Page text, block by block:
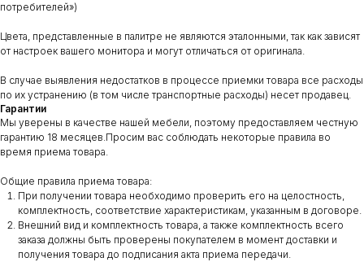
потребителей»)
Цвета, представленные в палитре не являются эталонными, так как зависят
от настроек вашего монитора и могут отличаться от оригинала.
В случае выявления недостатков в процессе приемки товара все расходы
по их устранению (в том числе транспортные расходы) несет продавец.
Гарантии
Мы уверены в качестве нашей мебели, поэтому предоставляем честную
гарантию 18 месяцев.Просим вас соблюдать некоторые правила во
время приема товара.
Общие правила приема товара:
При получении товара необходимо проверить его на целостность,
комплектность, соответствие характеристикам, указанным в договоре.
Внешний вид и комплектность товара, а также комплектность всего
заказа должны быть проверены покупателем в момент доставки и
получения товара до подписания акта приема передачи.